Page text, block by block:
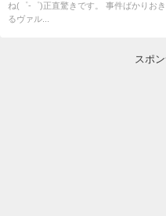
ね(゜-゜)正直驚きです。 事件ばかりおき
るヴァル...
スポ